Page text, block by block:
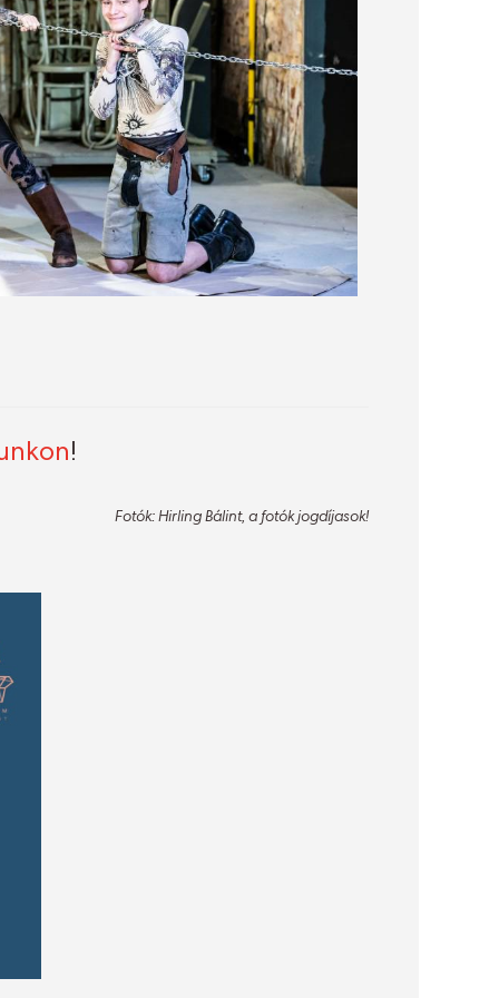
!
Fotók: Hirling Bálint, a fotók jogdíjasok!